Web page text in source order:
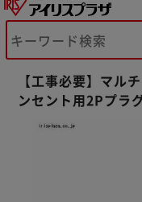
【工事必要】マル
ンセント用2Pプラ
※ご確認くださ
カートに入